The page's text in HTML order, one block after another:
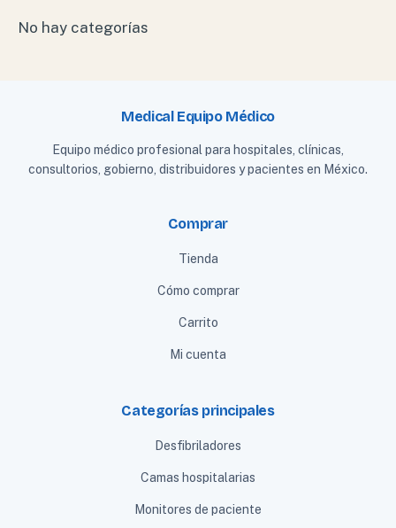
No hay categorías
Medical Equipo Médico
Equipo médico profesional para hospitales, clínicas,
consultorios, gobierno, distribuidores y pacientes en México.
Comprar
Tienda
Cómo comprar
Carrito
Mi cuenta
Categorías principales
Desfibriladores
Camas hospitalarias
Monitores de paciente